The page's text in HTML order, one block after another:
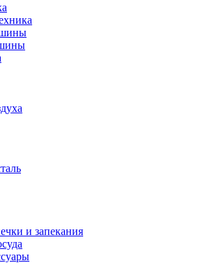
и запекания